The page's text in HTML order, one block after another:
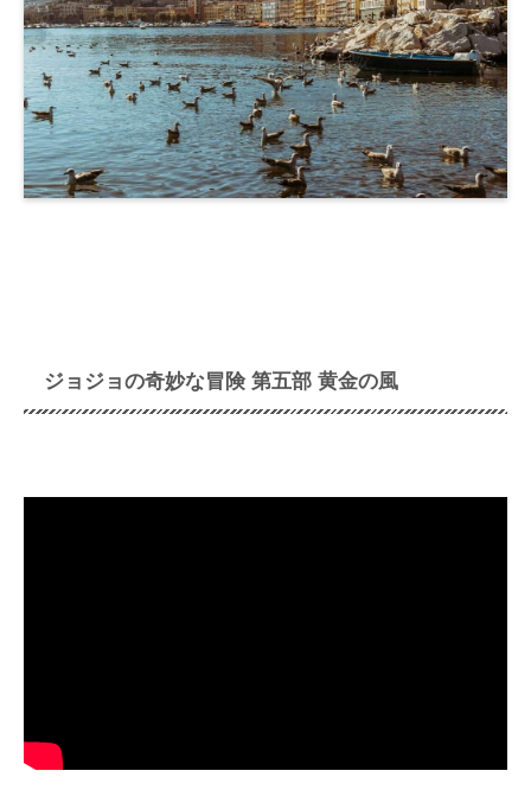
ジョジョの奇妙な冒険 第五部 黄金の風